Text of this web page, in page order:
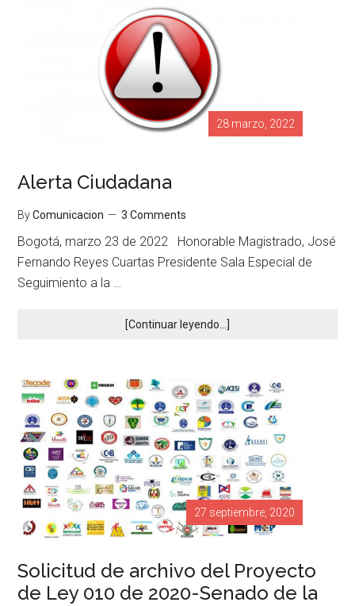
28 marzo, 2022
Alerta Ciudadana
ByComunicacion 3 Comments
Bogotá, marzo 23 de 2022 Honorable Magistrado, José
Fernando Reyes Cuartas Presidente Sala Especial de
Seguimiento a la …
[Continuar leyendo...]
27 septiembre, 2020
Solicitud de archivo del Proyecto
de Ley 010 de 2020-Senado de la